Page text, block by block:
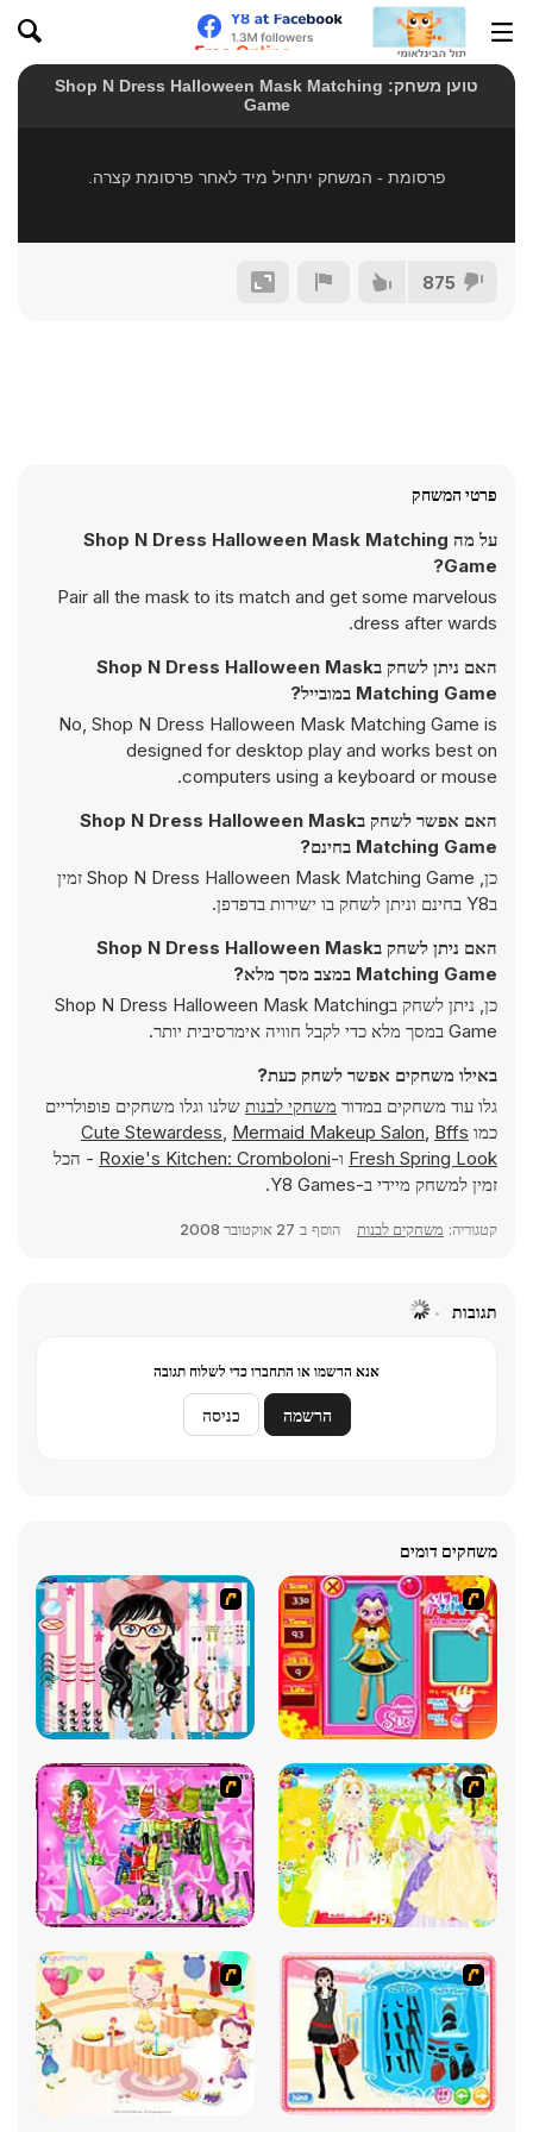
875
פרטי המשחק
על מה Shop N Dress Halloween Mask Matching
Game?
Pair all the mask to its match and get some marvelous
dress after wards.
האם ניתן לשחק בShop N Dress Halloween Mask
Matching Game במובייל?
No, Shop N Dress Halloween Mask Matching Game is
designed for desktop play and works best on
computers using a keyboard or mouse.
האם אפשר לשחק בShop N Dress Halloween Mask
Matching Game בחינם?
כן, Shop N Dress Halloween Mask Matching Game זמין
בY8 בחינם וניתן לשחק בו ישירות בדפדפן.
האם ניתן לשחק בShop N Dress Halloween Mask
Matching Game במצב מסך מלא?
כן, ניתן לשחק בShop N Dress Halloween Mask Matching
Game במסך מלא כדי לקבל חוויה אימרסיבית יותר.
באילו משחקים אפשר לשחק כעת?
גלו עוד משחקים במדור משחקי לבנות שלנו וגלו משחקים פופולריים
כמו
Cute Stewardess, Mermaid Makeup Salon, Bffs
Fresh Spring Look ו-Roxie's Kitchen: Cromboloni - הכל
זמין למשחק מיידי ב-Y8 Games.
קטגוריה: משחקים לבנות הוסף ב 27 אוקטובר 2008
תגובות
אנא הרשמו או התחברו כדי לשלוח תגובה
הרשמה כניסה
משחקים דומים